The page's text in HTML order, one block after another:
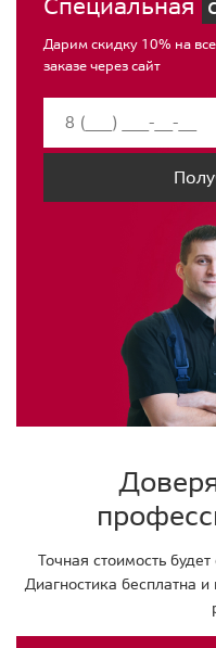
Дарим скидку 10% на
заказе через сайт
Точная стоимость
Диагностика бесплатна